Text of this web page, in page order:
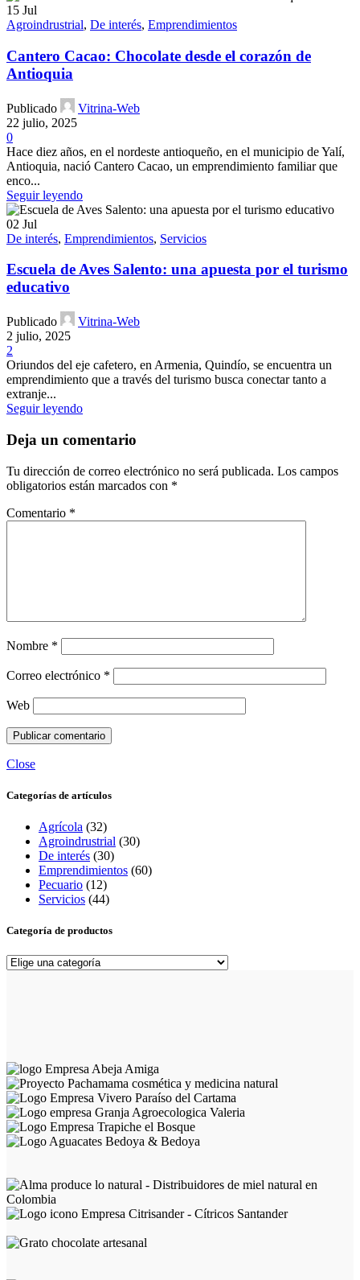
15 Jul
Agroindrustrial, De interés, Emprendimientos
Cantero Cacao: Chocolate desde el corazón de
Antioquia
Publicado
Vitrina-Web
22 julio, 2025
0
Hace diez años, en el nordeste antioqueño, en el municipio de Yalí,
Antioquia, nació Cantero Cacao, un emprendimiento familiar que
enco...
Seguir leyendo
02 Jul
De interés, Emprendimientos, Servicios
Escuela de Aves Salento: una apuesta por el turismo
educativo
Publicado
Vitrina-Web
2 julio, 2025
2
Oriundos del eje cafetero, en Armenia, Quindío, se encuentra un
emprendimiento que a través del turismo busca conectar tanto a
extranje...
Seguir leyendo
Deja un comentario
Tu dirección de correo electrónico no será publicada. Los campos
obligatorios están marcados con *
Comentario *
Nombre *
Correo electrónico *
Web
Close
Categorías de artículos
Agrícola (32)
Agroindrustrial (30)
De interés (30)
Emprendimientos (60)
Pecuario (12)
Servicios (44)
Categoría de productos